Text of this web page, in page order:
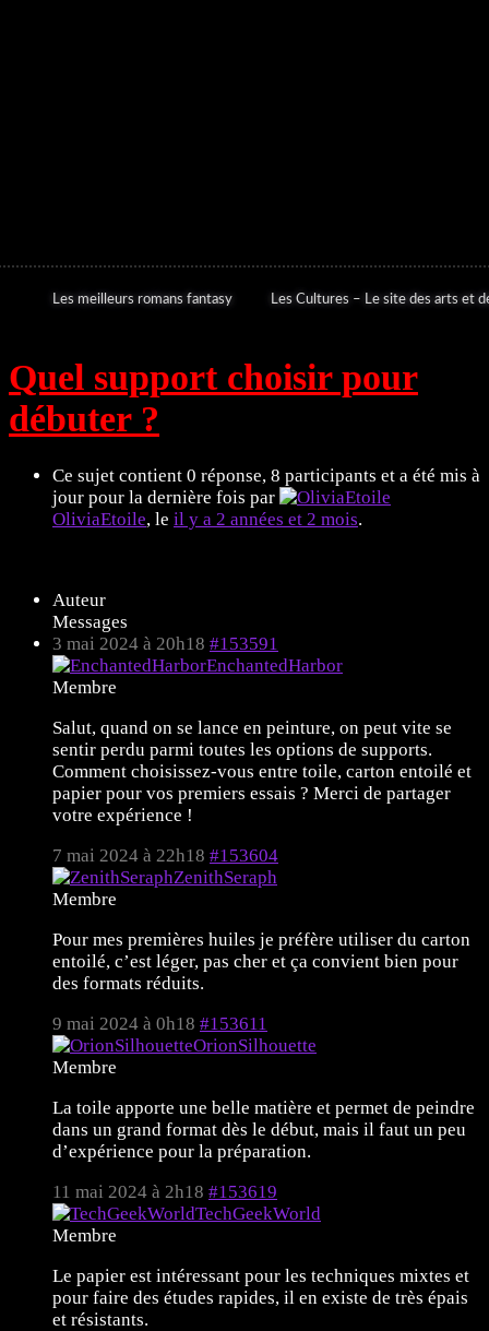
Les meilleurs romans fantasy Les Cultures – Le site des arts et
Quel support choisir pour
débuter ?
Ce sujet contient 0 réponse, 8 participants et a été mis à
jour pour la dernière fois par
OliviaEtoile, le il y a 2 années et 2 mois.
Auteur
Messages
3 mai 2024 à 20h18 #153591
EnchantedHarbor
Membre
Salut, quand on se lance en peinture, on peut vite se
sentir perdu parmi toutes les options de supports.
Comment choisissez-vous entre toile, carton entoilé et
papier pour vos premiers essais ? Merci de partager
votre expérience !
7 mai 2024 à 22h18 #153604
ZenithSeraph
Membre
Pour mes premières huiles je préfère utiliser du carton
entoilé, c’est léger, pas cher et ça convient bien pour
des formats réduits.
9 mai 2024 à 0h18 #153611
OrionSilhouette
Membre
La toile apporte une belle matière et permet de peindre
dans un grand format dès le début, mais il faut un peu
d’expérience pour la préparation.
11 mai 2024 à 2h18 #153619
TechGeekWorld
Membre
Le papier est intéressant pour les techniques mixtes et
pour faire des études rapides, il en existe de très épais
et résistants.